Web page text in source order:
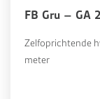
FB Gru – GA
Zelfoprichtende
meter